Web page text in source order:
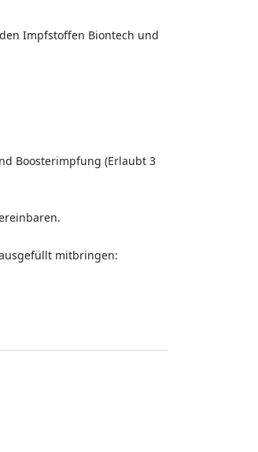
Impfstoffen Biontech und
Boosterimpfung (Erlaubt 3
mitbringen: